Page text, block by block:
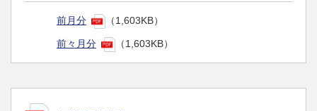
前月分 （1,603KB）
前々月分 （1,603KB）